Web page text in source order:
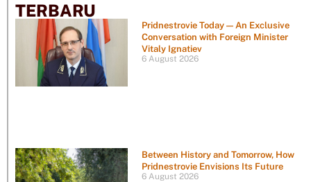
TERBARU
Pridnestrovie Today — An Exclusive
Conversation with Foreign Minister
Vitaly Ignatiev
6 August 2026
Between History and Tomorrow, How
Pridnestrovie Envisions Its Future
6 August 2026